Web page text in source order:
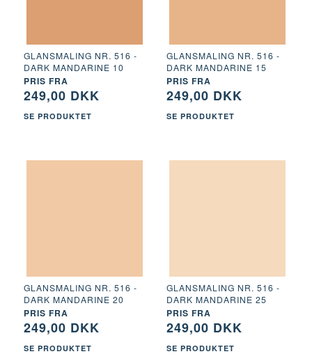
GLANSMALING NR. 516 -
DARK MANDARINE 10
PRIS FRA
249,00 DKK
SE PRODUKTET
GLANSMALING NR. 516 -
DARK MANDARINE 15
PRIS FRA
249,00 DKK
SE PRODUKTET
GLANSMALING NR. 516 -
DARK MANDARINE 20
PRIS FRA
249,00 DKK
SE PRODUKTET
GLANSMALING NR. 516 -
DARK MANDARINE 25
PRIS FRA
249,00 DKK
SE PRODUKTET